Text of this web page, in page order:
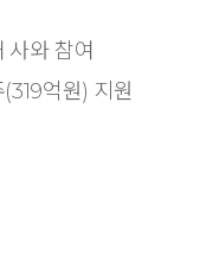
사와 참여
억원) 지원